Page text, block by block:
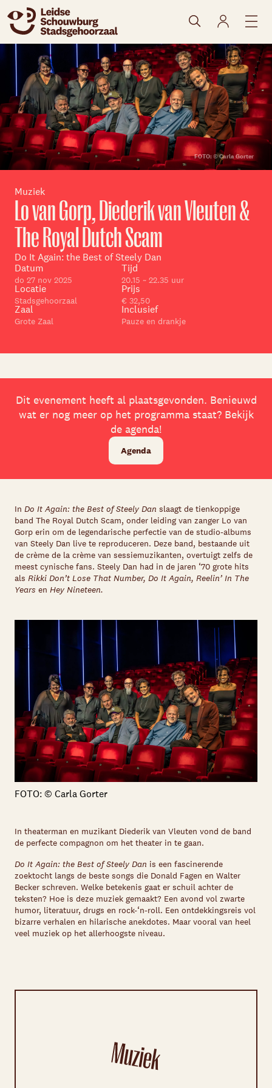
Skip navigatie
FOTO: © Carla Gorter
naar agenda
Muziek
Lo van Gorp, Diederik van Vleuten &
The Royal Dutch Scam
Do It Again: the Best of Steely Dan
Datum
do 27 nov 2025
Tijd
20.15 ~ 22.35 uur
Locatie
Stadsgehoorzaal
Prijs
€ 32,50
Zaal
Grote Zaal
Inclusief
Pauze en drankje
Dit evenement heeft al plaatsgevonden. Benieuwd
wat er nog meer op het programma staat? Bekijk
de agenda!
Agenda
In Do It Again: the Best of Steely Dan slaagt de tienkoppige
band The Royal Dutch Scam, onder leiding van zanger Lo van
Gorp erin om de legendarische perfectie van de studio-albums
van Steely Dan live te reproduceren. Deze band, bestaande uit
de crème de la crème van sessiemuzikanten, overtuigt zelfs de
meest cynische fans. Steely Dan had in de jaren ‘70 grote hits
als Rikki Don’t Lose That Number, Do It Again, Reelin’ In The
Years en Hey Nineteen.
FOTO: © Carla Gorter
In theaterman en muzikant Diederik van Vleuten vond de band
de perfecte compagnon om het theater in te gaan.
Do It Again: the Best of Steely Dan is een fascinerende
zoektocht langs de beste songs die Donald Fagen en Walter
Becker schreven. Welke betekenis gaat er schuil achter de
teksten? Hoe is deze muziek gemaakt? Een avond vol zwarte
humor, literatuur, drugs en rock-‘n-roll. Een ontdekkingsreis vol
bizarre verhalen en hilarische anekdotes. Maar vooral van heel
veel muziek op het allerhoogste niveau.